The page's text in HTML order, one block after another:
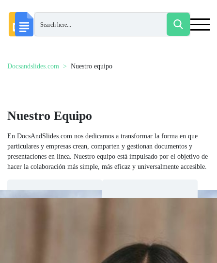
Docsandslides.com Nuestro equipo
Nuestro Equipo
En DocsAndSlides.com nos dedicamos a transformar la forma en que
particulares y empresas crean, comparten y gestionan documentos y
presentaciones en línea. Nuestro equipo está impulsado por el objetivo de
hacer la colaboración más simple, más eficaz y universalmente accesible.